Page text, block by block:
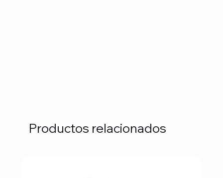
Productos relacionados